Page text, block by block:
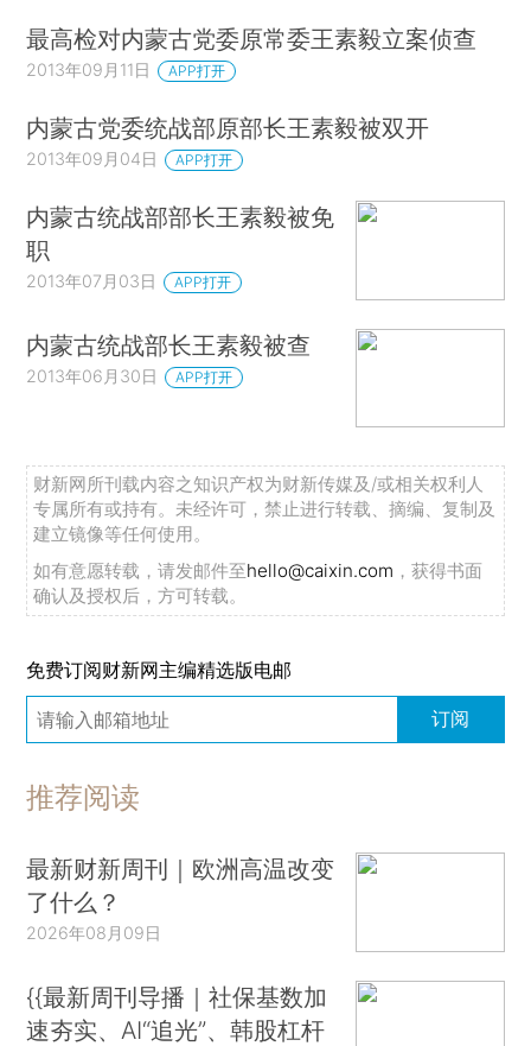
最高检对内蒙古党委原常委王素毅立案侦查
2013年09月11日 APP打开
内蒙古党委统战部原部长王素毅被双开
2013年09月04日 APP打开
内蒙古统战部部长王素毅被免
职
2013年07月03日 APP打开
内蒙古统战部长王素毅被查
2013年06月30日 APP打开
财新网所刊载内容之知识产权为财新传媒及/或相关权利人
专属所有或持有。未经许可，禁止进行转载、摘编、复制及
建立镜像等任何使用。
如有意愿转载，请发邮件至hello@caixin.com ，获得书面
确认及授权后，方可转载。
免费订阅财新网主编精选版电邮
订阅
推荐阅读
最新财新周刊｜欧洲高温改变
了什么？
2026年08月09日
{{最新周刊导播｜社保基数加
速夯实、AI“追光”、韩股杠杆